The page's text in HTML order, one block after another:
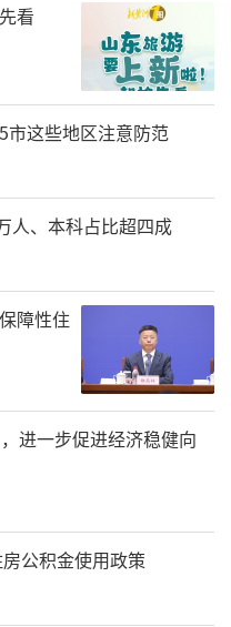
看
市这些地区注意防范
人、本科占比超四成
障性住
进一步促进经济稳健向
公积金使用政策